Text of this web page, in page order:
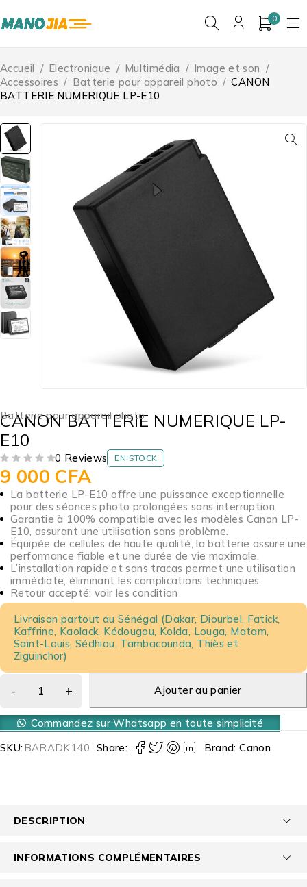
0
Accueil / Electronique / Multimédia / Image et son /
Accessoires / Batterie pour appareil photo / CANON
BATTERIE NUMERIQUE LP-E10
Batterie pour appareil photo
CANON BATTERIE NUMERIQUE LP-
E10
0 Reviews EN STOCK
9 000 CFA
La batterie LP-E10 offre une puissance exceptionnelle
pour des séances photo prolongées sans interruption.
Garantie à 100% compatible avec les modèles Canon LP-
E10, assurant une utilisation sans problème.
Équipée de cellules de haute qualité, la batterie assure une
performance fiable et une durée de vie maximale.
L’installation rapide et sans tracas permet une utilisation
immédiate, éliminant les complications techniques.
Retour accepté: voir les condition
Livraison partout au Sénégal (Dakar, Diourbel, Fatick,
Kaffrine, Kaolack, Kédougou, Kolda, Louga, Matam,
Saint-Louis, Sédhiou, Tambacounda, Thiès et
Ziguinchor)
Ajouter au panier
Commandez sur Whatsapp en toute simplicité
SKU:BARADK140 Share: Brand:Canon
DESCRIPTION
INFORMATIONS COMPLÉMENTAIRES